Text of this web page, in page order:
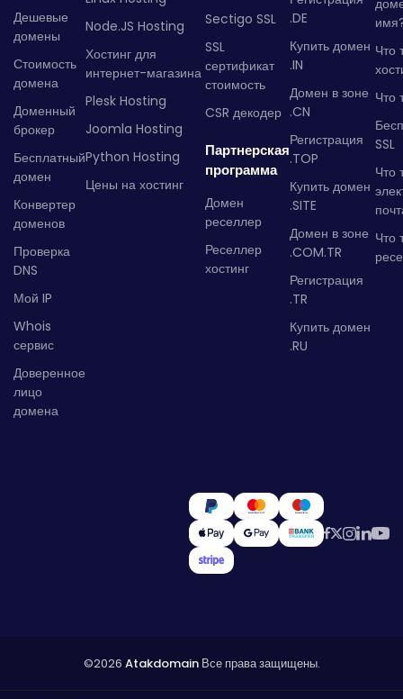
Дешевые
домены
Стоимость
домена
Доменный
брокер
Бесплатный
домен
Конвертер
доменов
Проверка
DNS
Мой IP
Whois
сервис
Доверенное
лицо
домена
Node.JS Hosting
Хостинг для
интернет-магазина
Plesk Hosting
Joomla Hosting
Python Hosting
Цены на хостинг
Sectigo SSL
SSL
сертификат
стоимость
CSR декодер
Партнерская
программа
Домен
реселлер
Реселлер
хостинг
.DE
Купить домен
.IN
Домен в зоне
.CN
Регистрация
.TOP
Купить домен
.SITE
Домен в зоне
.COM.TR
Регистрация
.TR
Купить домен
.RU
Что
Что
SSL
Что
Что
©2026 AtakdomainВсе права защищены.